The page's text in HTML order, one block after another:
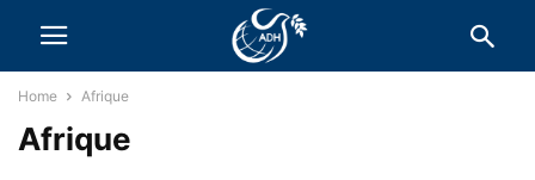
Home Afrique
Afrique